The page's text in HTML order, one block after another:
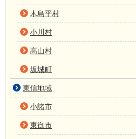
木島平村
小川村
高山村
坂城町
東信地域
小諸市
東御市